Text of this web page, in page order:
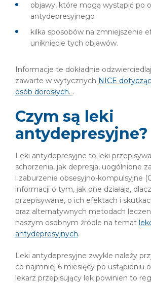
objawy, które mogą wystąpić po
antydepresyjnego
kilka sposobów na zmniejszenie
uniknięcie tych objawów.
Informacje te dokładnie
zawarte w wytycznych NICE
osób dorosłych. .
Czym są leki
antydepresyjne?
Leki antydepresyjne to leki
schorzenia, jak depresja, uogólnione
i zaburzenie obsesyjno-kompulsyjne
informacji o tym, jak one działają,
przepisywane, o ich efektach i
oraz alternatywnych metodach
naszym osobnym źródle na temat
antydepresyjnych.
Leki antydepresyjne zwykle należy
co najmniej 6 miesięcy po ustąpieniu
lekarz przepisujący lek powinien to